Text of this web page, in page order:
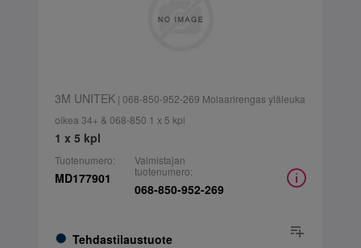
3M UNITEK| 068-850-952-269 Molaarirengas yläleuka
oikea 34+ & 068-850 1 x 5 kpl
1 x 5 kpl
Tuotenumero:
MD177901
Tehdastilaustuote
Valmistajan
tuotenumero:
068-850-952-269